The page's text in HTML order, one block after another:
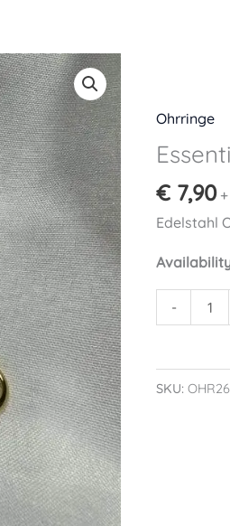
Ohrringe
€ 7,90
Edelstahl
-
gold
quantity
SKU: